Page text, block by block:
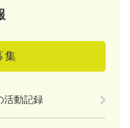
集
活動記録